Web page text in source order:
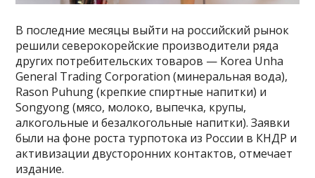
В последние месяцы выйти на российский рынок
решили северокорейские производители ряда
других потребительских товаров — Korea Unha
General Trading Corporation (минеральная вода),
Rason Puhung (крепкие спиртные напитки) и
Songyong (мясо, молоко, выпечка, крупы,
алкогольные и безалкогольные напитки). Заявки
были на фоне роста турпотока из России в КНДР и
активизации двусторонних контактов, отмечает
издание.